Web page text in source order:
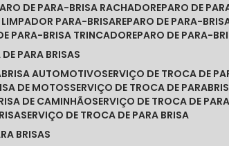
DE PARA-BRISA RACHADO REPARO DE
LIMPADOR PARA-BRISA REPARO DE PARA-
DE PARA-BRISA TRINCADO REPARO DE PARA-
DE PARA BRISAS
AUTOMOTIVO SERVIÇO DE TROCA DE
DE MOTOS SERVIÇO DE TROCA DE
DE CAMINHÃO SERVIÇO DE TROCA DE
SERVIÇO DE TROCA DE PARA BRISA
BRISAS